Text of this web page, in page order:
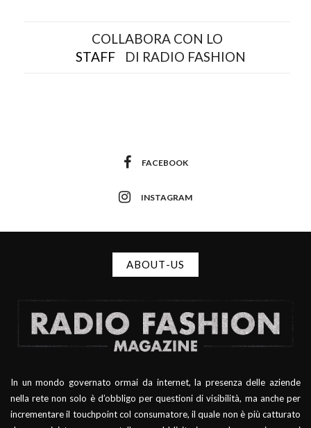
COLLABORA CON LO
STAFF
DI RADIO FASHION
FACEBOOK
INSTAGRAM
ABOUT-US
In un mondo governato ormai da internet, la presenza delle aziende
nella rete non solo è d’obbligo per questioni di visibilità, ma anche per
incrementare il touchpoint col consumatore, il quale non è più catturato